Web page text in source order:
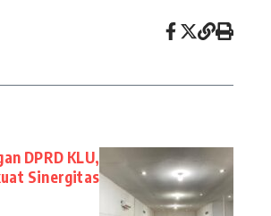
DPRD KLU,
Sinergitas